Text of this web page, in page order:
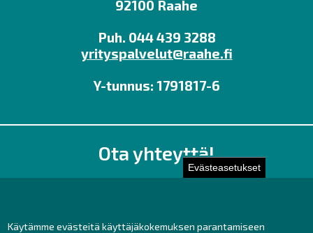
Evästeasetukset
Käytämme evästeitä käyttäjäkokemuksen parantamiseen
92100 Raahe
Puh. 044 439 3288
yrityspalvelut@raahe.fi
Y-tunnus: 1791817-6
Ota yhteyttä!
Toimisto